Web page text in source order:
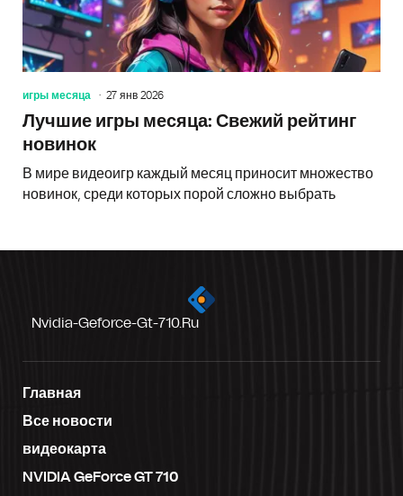
игры месяца 27 янв 2026
Лучшие игры месяца: Свежий рейтинг
новинок
В мире видеоигр каждый месяц приносит множество
новинок, среди которых порой сложно выбрать
Nvidia-Geforce-Gt-710.ru
Главная
Все новости
видеокарта
NVIDIA GeForce GT 710